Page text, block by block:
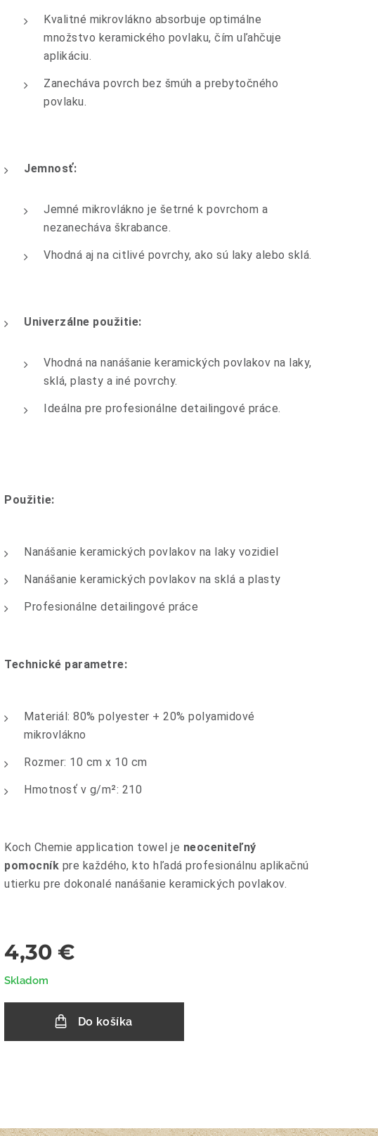
Kvalitné mikrovlákno absorbuje optimálne
množstvo keramického povlaku, čím uľahčuje
aplikáciu.
Zanecháva povrch bez šmúh a prebytočného
povlaku.
Jemnosť:
Jemné mikrovlákno je šetrné k povrchom a
nezanecháva škrabance.
Vhodná aj na citlivé povrchy, ako sú laky alebo sklá.
Univerzálne použitie:
Vhodná na nanášanie keramických povlakov na laky,
sklá, plasty a iné povrchy.
Ideálna pre profesionálne detailingové práce.
Použitie:
Nanášanie keramických povlakov na laky vozidiel
Nanášanie keramických povlakov na sklá a plasty
Profesionálne detailingové práce
Technické parametre:
Materiál: 80% polyester + 20% polyamidové
mikrovlákno
Rozmer: 10 cm x 10 cm
Hmotnosť v g/m²: 210
Koch Chemie application towel je neoceniteľný
pomocník pre každého, kto hľadá profesionálnu aplikačnú
utierku pre dokonalé nanášanie keramických povlakov.
4,30 €
Skladom
Do košíka